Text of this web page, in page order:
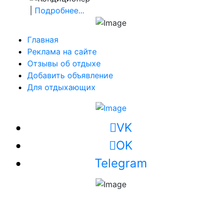
Подробнее...
Главная
Реклама на сайте
Отзывы об отдыхе
Добавить объявление
Для отдыхающих
VK
OK
Telegram